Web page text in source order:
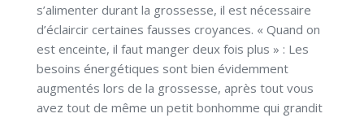
s’alimenter durant la grossesse, il est nécessaire
d’éclaircir certaines fausses croyances. « Quand on
est enceinte, il faut manger deux fois plus » : Les
besoins énergétiques sont bien évidemment
augmentés lors de la grossesse, après tout vous
avez tout de même un petit bonhomme qui grandit